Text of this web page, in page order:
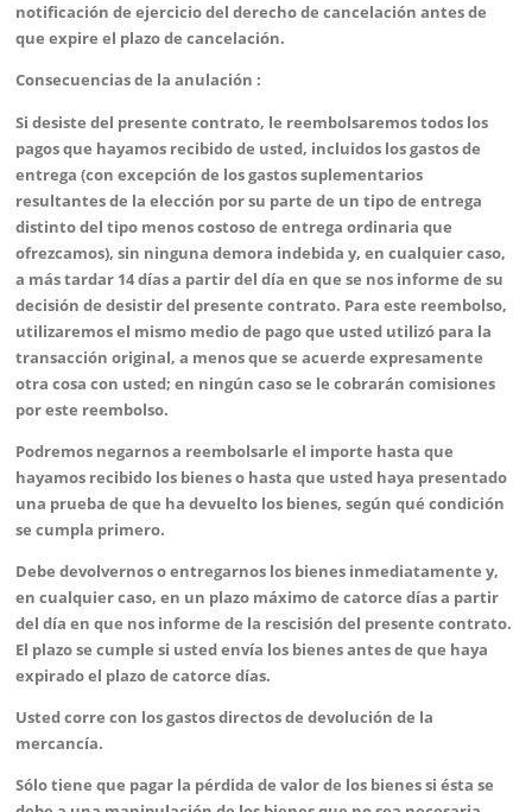
notificación de ejercicio del derecho de cancelación antes de
que expire el plazo de cancelación.
Consecuencias de la anulación :
Si desiste del presente contrato, le reembolsaremos todos los
pagos que hayamos recibido de usted, incluidos los gastos de
entrega (con excepción de los gastos suplementarios
resultantes de la elección por su parte de un tipo de entrega
distinto del tipo menos costoso de entrega ordinaria que
ofrezcamos), sin ninguna demora indebida y, en cualquier caso,
a más tardar 14 días a partir del día en que se nos informe de su
decisión de desistir del presente contrato. Para este reembolso,
utilizaremos el mismo medio de pago que usted utilizó para la
transacción original, a menos que se acuerde expresamente
otra cosa con usted; en ningún caso se le cobrarán comisiones
por este reembolso.
Podremos negarnos a reembolsarle el importe hasta que
hayamos recibido los bienes o hasta que usted haya presentado
una prueba de que ha devuelto los bienes, según qué condición
se cumpla primero.
Debe devolvernos o entregarnos los bienes inmediatamente y,
en cualquier caso, en un plazo máximo de catorce días a partir
del día en que nos informe de la rescisión del presente contrato.
El plazo se cumple si usted envía los bienes antes de que haya
expirado el plazo de catorce días.
Usted corre con los gastos directos de devolución de la
mercancía.
Sólo tiene que pagar la pérdida de valor de los bienes si ésta se